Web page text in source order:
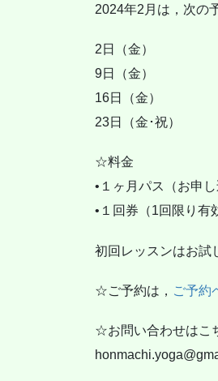
2024年2月は，次の
2日（金）
9日（金）
16日（金）
23日（金･祝）
☆料金
•１ヶ月パス（お申
•１回券（1回限り有
初回レッスンはお試
☆ご予約は， ご予約
☆お問い合わせはこ